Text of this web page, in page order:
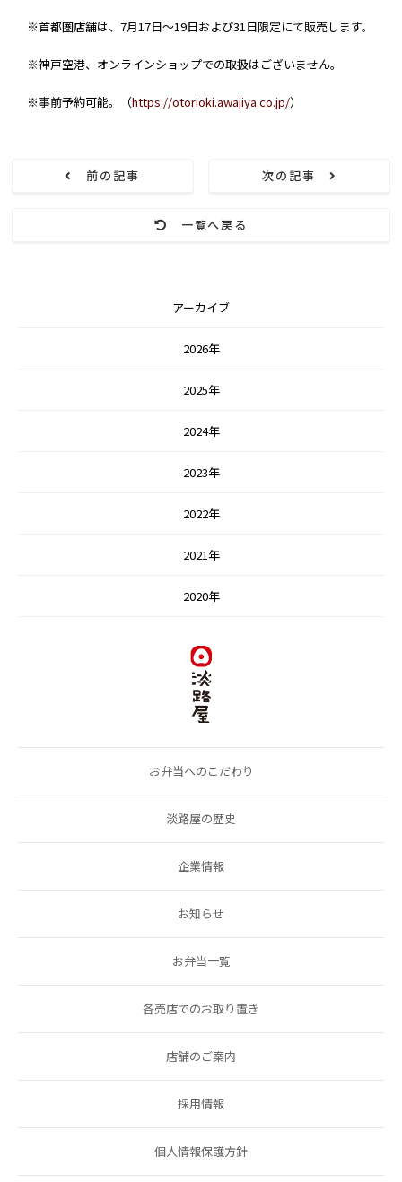
※首都圏店舗は、7月17日～19日および31日限定にて販売します。
※神戸空港、オンラインショップでの取扱はございません。
※事前予約可能。（https://otorioki.awajiya.co.jp/）
前の記事
一覧へ戻る
次の記事
アーカイブ
2026年
2025年
2024年
2023年
2022年
2021年
2020年
お弁当へのこだわり
淡路屋の歴史
企業情報
お知らせ
お弁当一覧
各売店でのお取り置き
店舗のご案内
採用情報
個人情報保護方針